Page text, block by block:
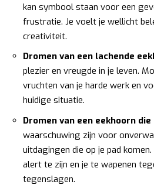
kan symbool staan voor een
frustratie. Je voelt je wellicht
creativiteit.
Dromen van een lachende
plezier en vreugde in je leven.
vruchten van je harde werk en
huidige situatie.
Dromen van een eekhoorn
waarschuwing zijn voor
uitdagingen die op je pad
alert te zijn en je te wapenen
tegenslagen.